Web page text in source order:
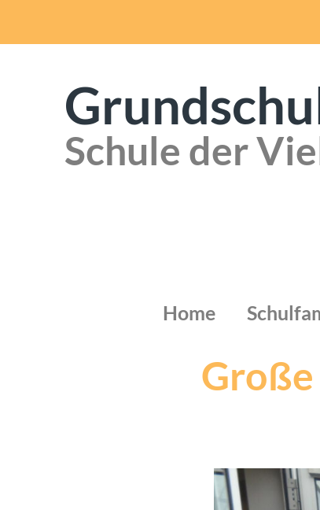
Schule der
Home